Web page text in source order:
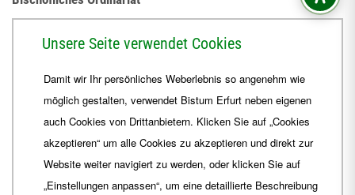
+49 361 6572-444
ordinariat Bistum-Erfurt.de
Unsere Seite verwendet Cookies
Damit wir Ihr persönliches Weberlebnis so angenehm wie
möglich gestalten, verwendet Bistum Erfurt neben eigenen
auch Cookies von Drittanbietern. Klicken Sie auf „Cookies
akzeptieren“ um alle Cookies zu akzeptieren und direkt zur
Website weiter navigiert zu werden, oder klicken Sie auf
„Einstellungen anpassen“, um eine detaillierte Beschreibung